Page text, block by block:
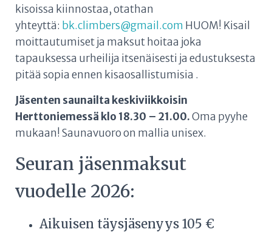
kisoissa kiinnostaa, otathan
yhteyttä: bk.climbers@gmail.com HUOM! Kisail
moittautumiset ja maksut hoitaa joka
tapauksessa urheilija itsenäisesti ja edustuksesta
pitää sopia ennen kisaosallistumisia .
Jäsenten saunailta keskiviikkoisin
Herttoniemessä klo 18.30 – 21.00.Oma pyyhe
mukaan! Saunavuoro on mallia unisex.
Seuran jäsenmaksut
vuodelle 2026:
Aikuisen täysjäsenyys 105 €